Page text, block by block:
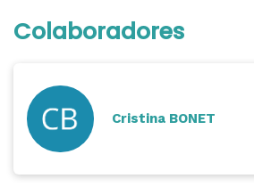
Colaboradores
Cristina BONET